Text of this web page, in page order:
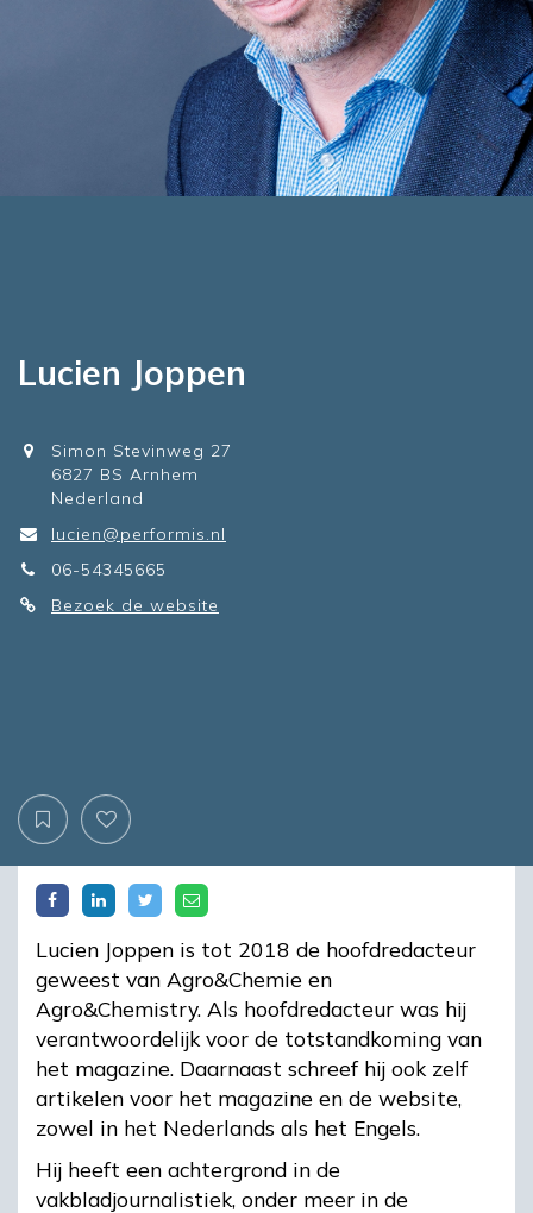
Lucien Joppen
Simon Stevinweg 27
6827 BS Arnhem
Nederland
lucien@performis.nl
06-54345665
Bezoek de website
Lucien Joppen is tot 2018 de hoofdredacteur
geweest van Agro&Chemie en
Agro&Chemistry. Als hoofdredacteur was hij
verantwoordelijk voor de totstandkoming van
het magazine. Daarnaast schreef hij ook zelf
artikelen voor het magazine en de website,
zowel in het Nederlands als het Engels.
Hij heeft een achtergrond in de
vakbladjournalistiek, onder meer in de